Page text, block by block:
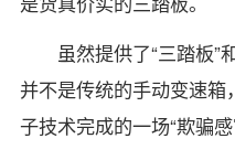
虽然提供了“三踏板”
并不是传统的手动变速
子技术完成的一场“欺骗感